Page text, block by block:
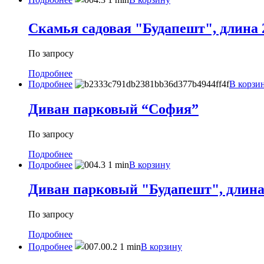
Скамья садовая "Будапешт", длина
По запросу
Подробнее
Подробнее
В
Диван парковый “София”
По запросу
Подробнее
Подробнее
В корзину
Диван парковый "Будапешт",
По запросу
Подробнее
Подробнее
В корзину